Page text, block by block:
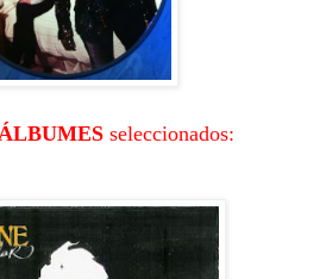
ÁLBUMES seleccionados: